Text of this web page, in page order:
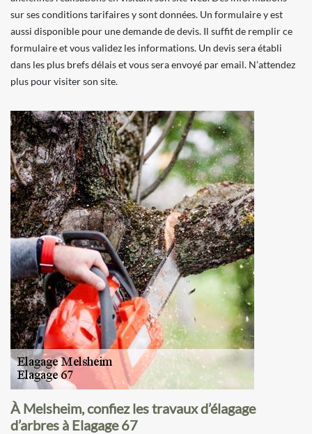
sur ses conditions tarifaires y sont données. Un formulaire y est
aussi disponible pour une demande de devis. Il suffit de remplir ce
formulaire et vous validez les informations. Un devis sera établi
dans les plus brefs délais et vous sera envoyé par email. N’attendez
plus pour visiter son site.
À Melsheim, confiez les travaux d’élagage
d’arbres à Elagage 67